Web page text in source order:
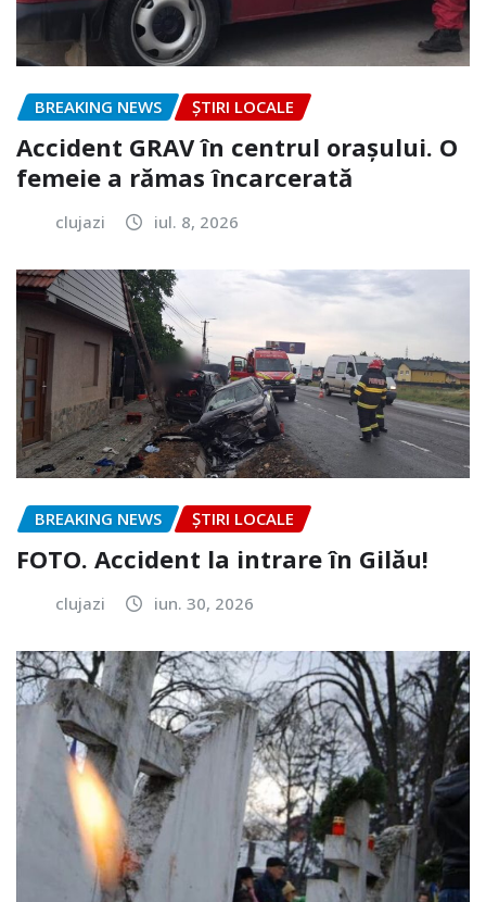
BREAKING NEWS ȘTIRI LOCALE
Accident GRAV în centrul orașului. O
femeie a rămas încarcerată
clujazi iul. 8, 2026
BREAKING NEWS ȘTIRI LOCALE
FOTO. Accident la intrare în Gilău!
clujazi iun. 30, 2026